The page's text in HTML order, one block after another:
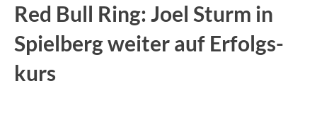
Red Bull Ring: Joel Sturm in
Spielberg weiter auf Erfolgs­
kurs